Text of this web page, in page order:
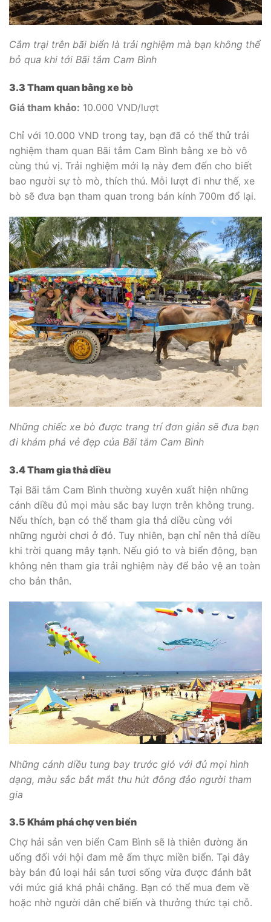
Cắm trại trên bãi biển là trải nghiệm mà bạn không thể
bỏ qua khi tới Bãi tắm Cam Bình
3.3 Tham quan bằng xe bò
Giá tham khảo: 10.000 VND/lượt
Chỉ với 10.000 VND trong tay, bạn đã có thể thử trải
nghiệm tham quan Bãi tắm Cam Bình bằng xe bò vô
cùng thú vị. Trải nghiệm mới lạ này đem đến cho biết
bao người sự tò mò, thích thú. Mỗi lượt đi như thế, xe
bò sẽ đưa bạn tham quan trong bán kính 700m đổ lại.
Những chiếc xe bò được trang trí đơn giản sẽ đưa bạn
đi khám phá vẻ đẹp của Bãi tắm Cam Bình
3.4 Tham gia thả diều
Tại Bãi tắm Cam Bình thường xuyên xuất hiện những
cánh diều đủ mọi màu sắc bay lượn trên không trung.
Nếu thích, bạn có thể tham gia thả diều cùng với
những người chơi ở đó. Tuy nhiên, bạn chỉ nên thả diều
khi trời quang mây tạnh. Nếu gió to và biển động, bạn
không nên tham gia trải nghiệm này để bảo vệ an toàn
cho bản thân.
Những cánh diều tung bay trước gió với đủ mọi hình
dạng, màu sắc bắt mắt thu hút đông đảo người tham
gia
3.5 Khám phá chợ ven biển
Chợ hải sản ven biển Cam Bình sẽ là thiên đường ăn
uống đối với hội đam mê ẩm thực miền biển. Tại đây
bày bán đủ loại hải sản tươi sống vừa được đánh bắt
với mức giá khá phải chăng. Bạn có thể mua đem về
hoặc nhờ người dân chế biến và thưởng thức tại chỗ.